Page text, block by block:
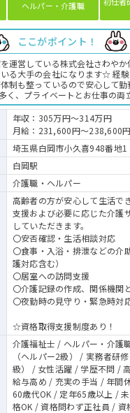
ヘルパー・介護職
ここがポイント！
運営している株式会社さわやか
る大手の会社になります☆ 経
制も整っているので安心して勤
く、プライベートとお仕事の両
歳で長く勤務することも可能
けるので安心の職場です〇 求人
い合わせください！ 有料老人ホ
職 正職員 有料老人ホームの
年収：305万円～314万円
月給：231,600円～238,600円
埼玉県白岡市小久喜948番地1
白岡駅
介護職・ヘルパー
高齢者の方が安心して生活で
支援および必要に応じた介護
していただきます。
〇安否確認・生活相談対応
〇食事・入浴・排泄などの介
護対応含む）
〇居室への訪問支援
〇介護記録の作成、関係機関
〇夜勤時の見守り・緊急時対
☆資格取得支援制度あり！
介護福祉士 / ヘルパー・介護
（ヘルパー2級） / 実務者研
級） / 女性活躍 / 学歴不問 /
給与高め / 充実の手当 / 年間
60歳代OK / 定年65歳以上 /
格OK / 資格問わず正社員 / 資